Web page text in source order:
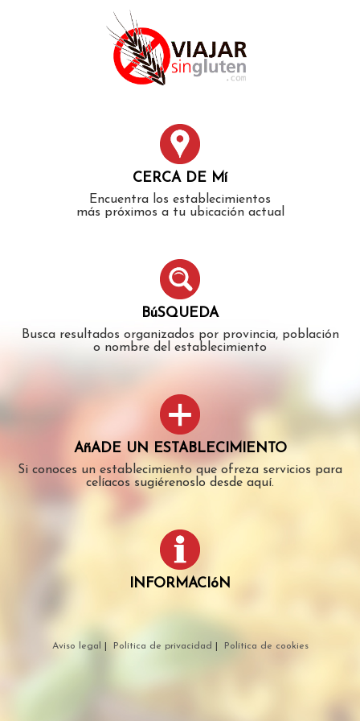
CERCA DE Mí
Encuentra los establecimientos
más próximos a tu ubicación actual
BúSQUEDA
Busca resultados organizados por provincia, población
o nombre del establecimiento
AñADE UN ESTABLECIMIENTO
Si conoces un establecimiento que ofreza servicios para
celíacos sugiérenoslo desde aquí.
INFORMACIóN
Aviso legal Política de privacidad Política de cookies
authorized to show the cookie declaration for domain group
ID 546ddaab-b478-4440-aa8a-3b0205284212. Please add it to
the domain group in the Cookiebot Manager to authorize